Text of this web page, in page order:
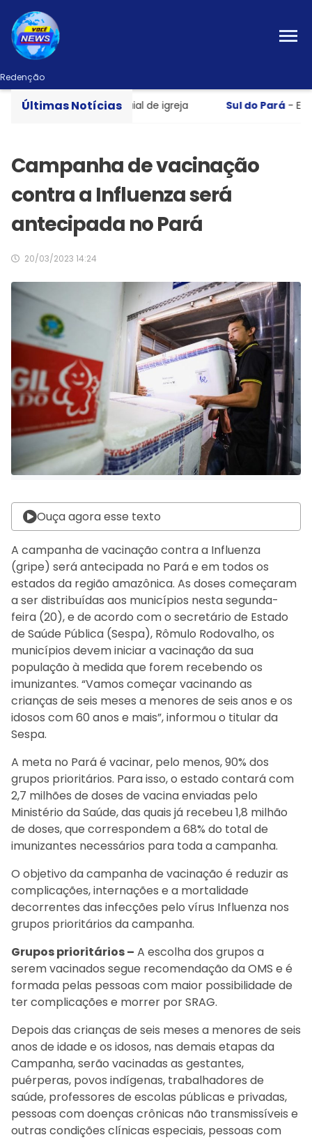
Redenção
Últimas Notícias
salão paroquial de igreja Sul do Pará- Equatorial
Campanha de vacinação
contra a Influenza será
antecipada no Pará
20/03/2023 14:24
Ouça agora esse texto
A campanha de vacinação contra a Influenza
(gripe) será antecipada no Pará e em todos os
estados da região amazônica. As doses começaram
a ser distribuídas aos municípios nesta segunda-
feira (20), e de acordo com o secretário de Estado
de Saúde Pública (Sespa), Rômulo Rodovalho, os
municípios devem iniciar a vacinação da sua
população à medida que forem recebendo os
imunizantes. “Vamos começar vacinando as
crianças de seis meses a menores de seis anos e os
idosos com 60 anos e mais”, informou o titular da
Sespa.
A meta no Pará é vacinar, pelo menos, 90% dos
grupos prioritários. Para isso, o estado contará com
2,7 milhões de doses de vacina enviadas pelo
Ministério da Saúde, das quais já recebeu 1,8 milhão
de doses, que correspondem a 68% do total de
imunizantes necessários para toda a campanha.
O objetivo da campanha de vacinação é reduzir as
complicações, internações e a mortalidade
decorrentes das infecções pelo vírus Influenza nos
grupos prioritários da campanha.
Grupos prioritários – A escolha dos grupos a
serem vacinados segue recomendação da OMS e é
formada pelas pessoas com maior possibilidade de
ter complicações e morrer por SRAG.
Depois das crianças de seis meses a menores de seis
anos de idade e os idosos, nas demais etapas da
Campanha, serão vacinadas as gestantes,
puérperas, povos indígenas, trabalhadores de
saúde, professores de escolas públicas e privadas,
pessoas com doenças crônicas não transmissíveis e
outras condições clínicas especiais, pessoas com